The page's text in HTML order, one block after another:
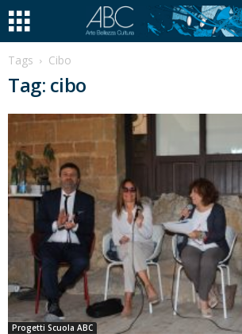
Tags Cibo
Tag: cibo
Progetti Scuola ABC